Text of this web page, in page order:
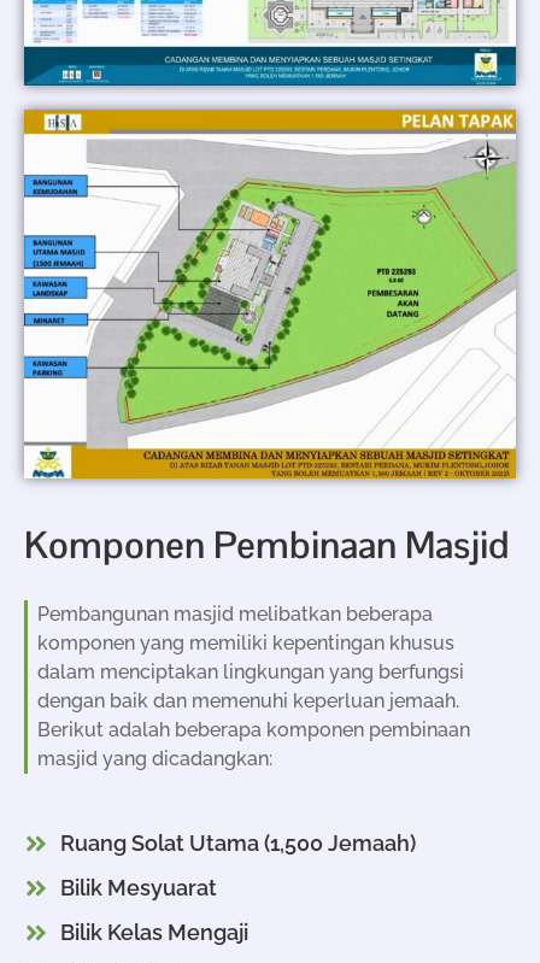
Komponen Pembinaan Masjid
Pembangunan masjid melibatkan beberapa
komponen yang memiliki kepentingan khusus
dalam menciptakan lingkungan yang berfungsi
dengan baik dan memenuhi keperluan jemaah.
Berikut adalah beberapa komponen pembinaan
masjid yang dicadangkan:
Ruang Solat Utama (1,500 Jemaah)
Bilik Mesyuarat
Bilik Kelas Mengaji